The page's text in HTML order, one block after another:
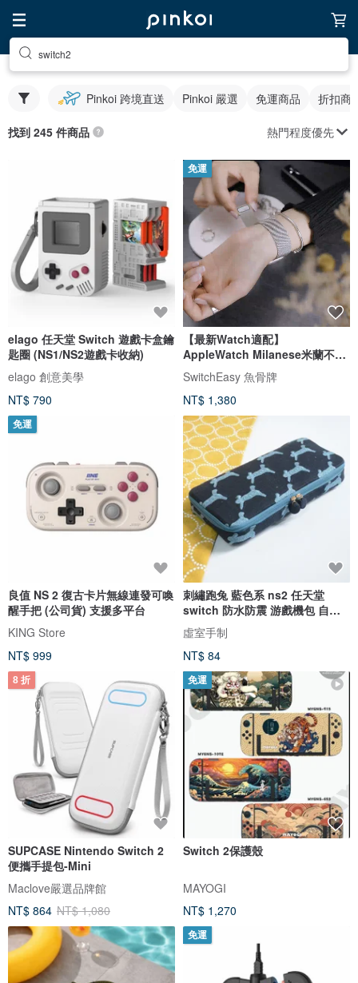
switch2
Pinkoi 跨境直送 Pinkoi 嚴選 免運商品 折扣商
找到 245 件商品 熱門程度優先
elago 任天堂 Switch 遊戲卡盒鑰
匙圈 (NS1/NS2遊戲卡收納)
elago 創意美學
NT$ 790
免運
【最新Watch適配】
AppleWatch Milanese米蘭不鏽
鋼金屬磁吸錶帶
SwitchEasy 魚骨牌
NT$ 1,380
免運
良值 NS 2 復古卡片無線連發可喚
醒手把 (公司貨) 支援多平台
KING Store
NT$ 999
刺繡跑兔 藍色系 ns2 任天堂
switch 防水防震 游戲機包 自選
布料
虛室手制
NT$ 84
8 折
SUPCASE Nintendo Switch 2
便攜手提包-Mini
Maclove嚴選品牌館
NT$ 864 NT$ 1,080
免運
Switch 2保護殼
MAYOGI
NT$ 1,270
免運